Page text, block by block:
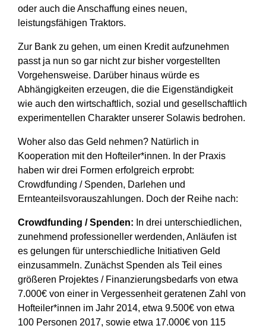
oder auch die Anschaffung eines neuen,
leistungsfähigen Traktors.
Zur Bank zu gehen, um einen Kredit aufzunehmen
passt ja nun so gar nicht zur bisher vorgestellten
Vorgehensweise. Darüber hinaus würde es
Abhängigkeiten erzeugen, die die Eigenständigkeit
wie auch den wirtschaftlich, sozial und gesellschaftlich
experimentellen Charakter unserer Solawis bedrohen.
Woher also das Geld nehmen? Natürlich in
Kooperation mit den Hofteiler*innen. In der Praxis
haben wir drei Formen erfolgreich erprobt:
Crowdfunding / Spenden, Darlehen und
Ernteanteilsvorauszahlungen. Doch der Reihe nach:
Crowdfunding / Spenden: In drei unterschiedlichen,
zunehmend professioneller werdenden, Anläufen ist
es gelungen für unterschiedliche Initiativen Geld
einzusammeln. Zunächst Spenden als Teil eines
größeren Projektes / Finanzierungsbedarfs von etwa
7.000€ von einer in Vergessenheit geratenen Zahl von
Hofteiler*innen im Jahr 2014, etwa 9.500€ von etwa
100 Personen 2017, sowie etwa 17.000€ von 115